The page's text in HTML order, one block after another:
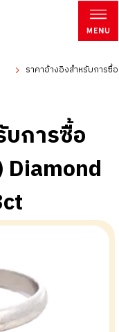
ราคาอ้างอิงสำหรับการซื้
บการซื้อ